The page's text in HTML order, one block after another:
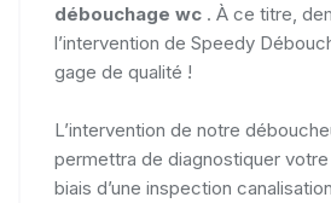
débouchage wc . À ce titre,
l’intervention de Speedy
gage de qualité !
L’intervention de notre
permettra de diagnostiquer
biais d’une inspection